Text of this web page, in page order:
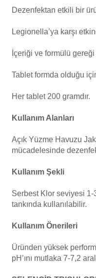
Dezenfeksiyon
Havuz
Havuz
Jakuzi Sauna
Dezenfektan etkili bir
Legionella’ya karşı
İçeriği ve formülü
Tablet formda olduğu
Her tablet 200 gramdır.
Kullanım Alanları
Açık Yüzme Havuzu
mücadelesinde
Kullanım Şekli
Serbest Klor seviyesi
tankında kullanılabilir.
Kullanım Önerileri
Üründen yüksek
pH’ını mutlaka 7-7,2